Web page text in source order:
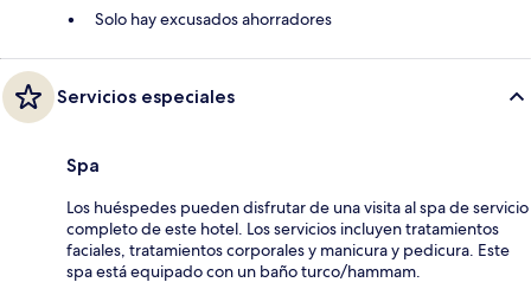
Solo hay excusados ahorradores
Servicios especiales
Spa
Los huéspedes pueden disfrutar de una visita al spa de servicio
completo de este hotel. Los servicios incluyen tratamientos
faciales, tratamientos corporales y manicura y pedicura. Este
spa está equipado con un baño turco/hammam.